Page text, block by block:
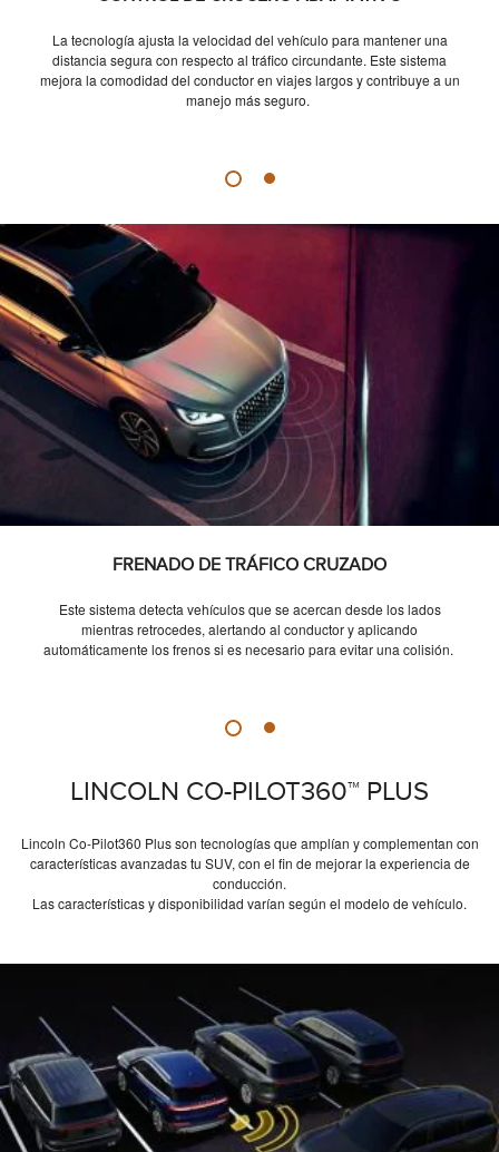
La tecnología ajusta la velocidad del vehículo para mantener una
distancia segura con respecto al tráfico circundante. Este sistema
mejora la comodidad del conductor en viajes largos y contribuye a un
manejo más seguro.
FRENADO DE TRÁFICO CRUZADO
Este sistema detecta vehículos que se acercan desde los lados
mientras retrocedes, alertando al conductor y aplicando
automáticamente los frenos si es necesario para evitar una colisión.
LINCOLN CO-PILOT360™ PLUS
Lincoln Co-Pilot360 Plus son tecnologías que amplían y complementan con
características avanzadas tu SUV, con el fin de mejorar la experiencia de
conducción.
Las características y disponibilidad varían según el modelo de vehículo.